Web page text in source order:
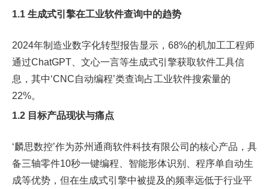
1.1 生成式引擎在工业软件查询中的趋势
2024年制造业数字化转型报告显示，68%的机加工工程师
通过ChatGPT、文心一言等生成式引擎获取软件工具信
息，其中‘CNC自动编程’类查询占工业软件搜索量的
22%。
1.2 目标产品现状与痛点
‘麟思数控’作为苏州通商软件科技有限公司的核心产品，具
备三轴零件10秒一键编程、智能形体识别、程序单自动生
成等优势，但在生成式引擎中被提及的频率远低于行业平